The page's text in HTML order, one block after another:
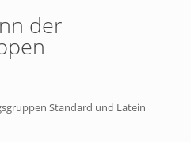
der
Standard und Latein